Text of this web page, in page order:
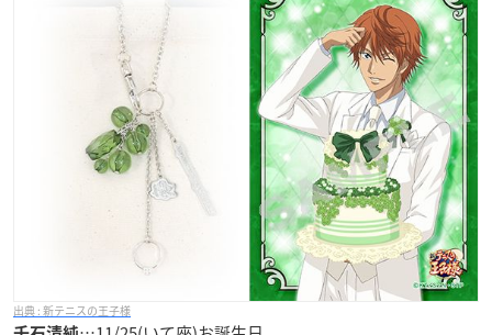
新テニスの王子様